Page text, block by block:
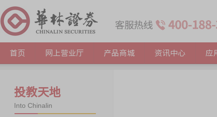
首页 网上营业厅 产品商城 资讯中心 应
投教天地
Into Chinalin